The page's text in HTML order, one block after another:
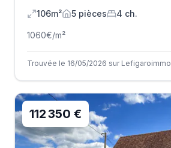
106m²
5 pièces 4 ch.
1060€/m²
Trouvée le 16/05/2026 sur Lefigaroimmo
112 350 €